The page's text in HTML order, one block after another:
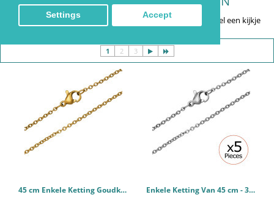
Settings Accept
Nu alle artikelen die weer terug op voorraad zijn. Neem snel een kijkje
1 2 3
45 cm Enkele Ketting Goudkleurig - 316L chirurgisch roestvrij staal Stalen Kettingen PCJW51076 Enkele Ketting Van 45 cm - 316L chirurgisch roestvrij staal Stalen Kettingen PCJW51075